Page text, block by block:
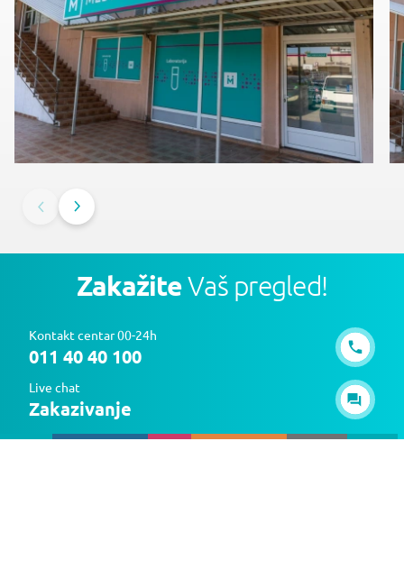
ZakažiteVaš pregled!
Kontakt centar 00-24h
011 40 40 100
Live chat
Zakazivanje